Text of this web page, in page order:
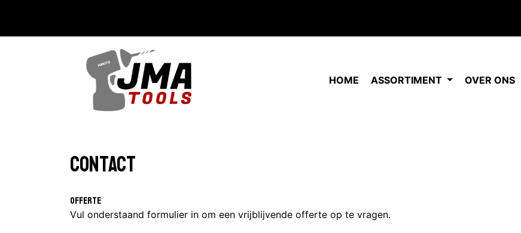
HOME ASSORTIMENT OVER ONS
Contact
Offerte
Vul onderstaand formulier in om een vrijblijvende offerte op te vragen.